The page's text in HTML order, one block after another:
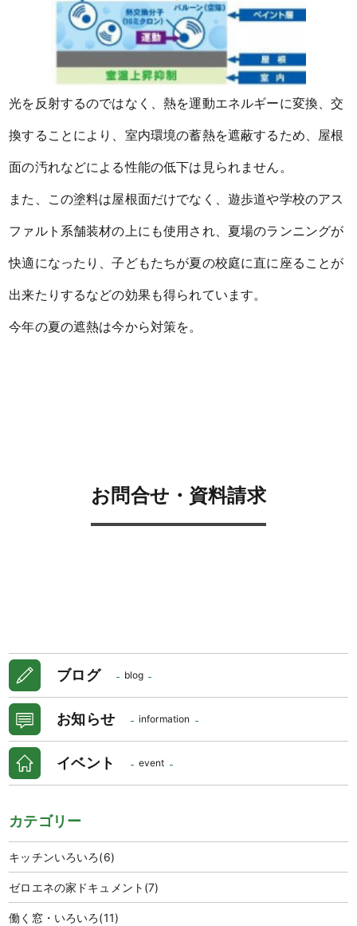
光を反射するのではなく、熱を運動エネルギーに変換、交
換することにより、室内環境の蓄熱を遮蔽するため、屋根
面の汚れなどによる性能の低下は見られません。
また、この塗料は屋根面だけでなく、遊歩道や学校のアス
ファルト系舗装材の上にも使用され、夏場のランニングが
快適になったり、子どもたちが夏の校庭に直に座ることが
出来たりするなどの効果も得られています。
今年の夏の遮熱は今から対策を。
お問合せ・資料請求
ブログ blog
お知らせ information
イベント event
カテゴリー
キッチンいろいろ(6)
ゼロエネの家ドキュメント (7)
働く窓・いろいろ(11)